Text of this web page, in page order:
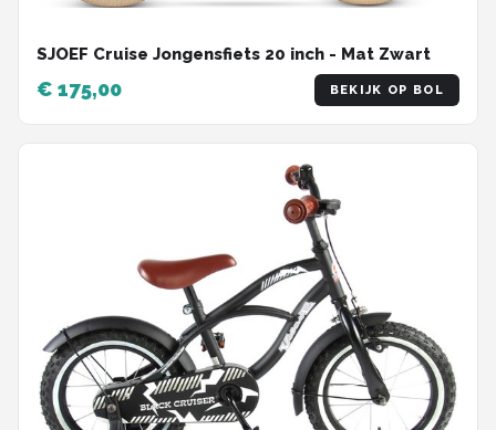
SJOEF Cruise Jongensfiets 20 inch - Mat Zwart
€ 175,00 BEKIJK OP BOL